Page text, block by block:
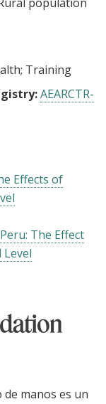
Training
AEARCTR-
Effects of
The Effect
Level
manos es un